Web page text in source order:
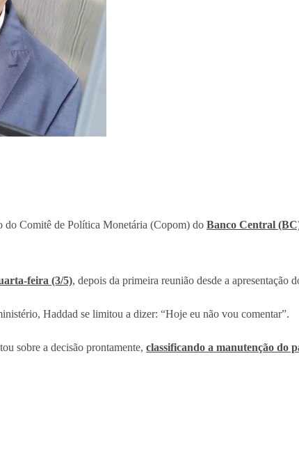
do Comitê de Política Monetária (Copom) do Banco Central
feira (3/5), depois da primeira reunião desde a apresentação
Haddad se limitou a dizer: “Hoje eu não vou comentar”.
sobre a decisão prontamente, classificando a manutenção do